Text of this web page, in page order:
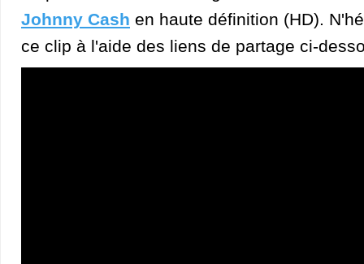
Johnny Cash en haute définition (HD).
ce clip à l'aide des liens de partage ci-